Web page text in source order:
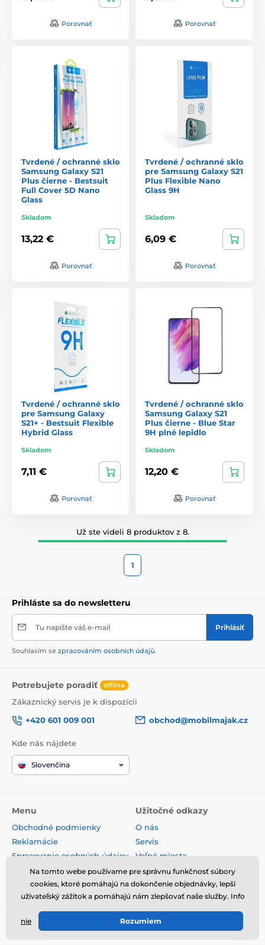
Porovnať Porovnať
Tvrdené / ochranné sklo
Samsung Galaxy S21
Plus čierne - Bestsuit
Full Cover 5D Nano
Glass
Skladom
13,22 €
Porovnať
Tvrdené / ochranné sklo
pre Samsung Galaxy S21
Plus Flexible Nano
Glass 9H
Skladom
6,09 €
Porovnať
Tvrdené / ochranné sklo
pre Samsung Galaxy
S21+ - Bestsuit Flexible
Hybrid Glass
Skladom
7,11 €
Porovnať
Tvrdené / ochranné sklo
Samsung Galaxy S21
Plus čierne - Blue Star
9H plné lepidlo
Skladom
12,20 €
Porovnať
Už ste videli 8 produktov z 8.
1
Prihláste sa do newsletteru
Tu napíšte váš e-mail Prihlásiť
Souhlasím se zpracováním osobních údajů.
Potrebujete poradiť offline
Zákaznický servis je k dispozícii
+420 601 009 001
obchod@mobilmajak.cz
Kde nás nájdete
Slovenčina
Menu
Obchodné podmienky
Reklamácie
Spracovanie osobných údajov
Doprava a platba
Odstúpenie od zmluvy
Užitočné odkazy
O nás
Servis
Voľné miesta
Kontakt
© 2026 www.mobilmajak.sk ⦁ E-shop vytvorila
Na tomto webe používame pre správnu funkčnosť súbory
cookies, ktoré pomáhajú na dokončenie objednávky, lepší
užívateľský zážitok a pomáhajú nám zlepšovať naše služby. Info
nie Rozumiem